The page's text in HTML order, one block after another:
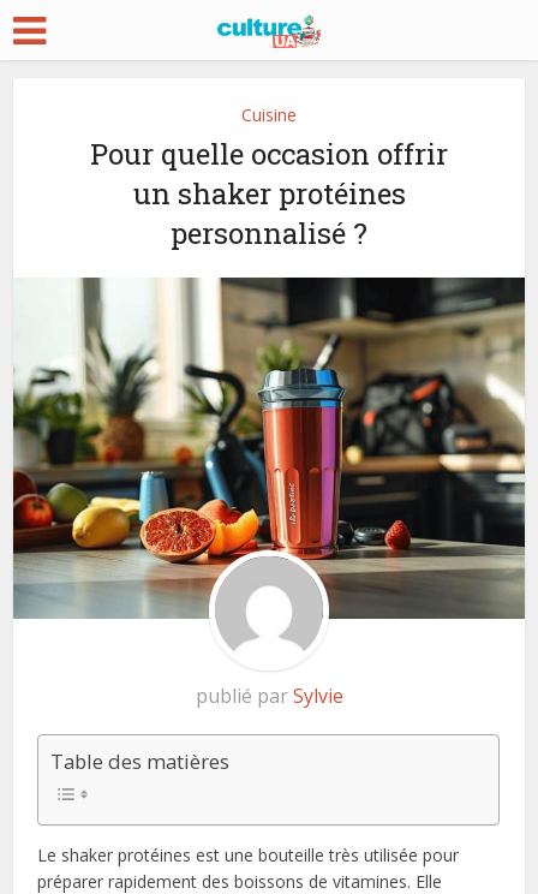
Cuisine
Pour quelle occasion offrir
un shaker protéines
personnalisé ?
publié parSylvie
Table des matières
Le shaker protéines est une bouteille très utilisée pour
préparer rapidement des boissons de vitamines. Elle